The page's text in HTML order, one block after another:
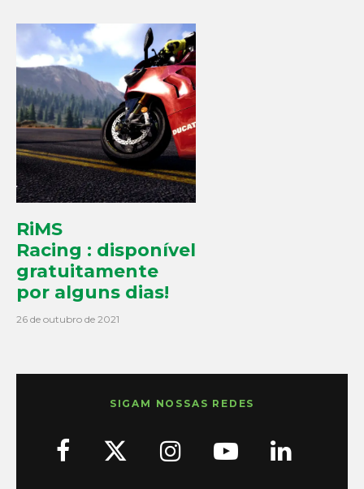
RiMS
Racing : disponível
gratuitamente
por alguns dias!
26 de outubro de 2021
SIGAM NOSSAS REDES